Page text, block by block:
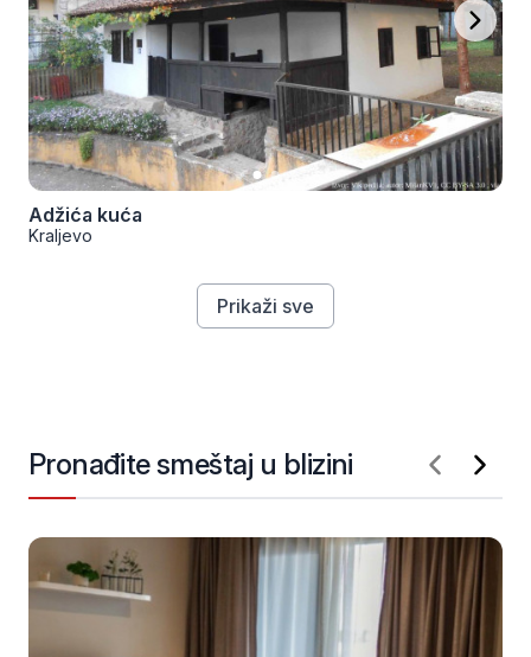
Adžića kuća
Kraljevo
Prikaži sve
Pronađite smeštaj u blizini